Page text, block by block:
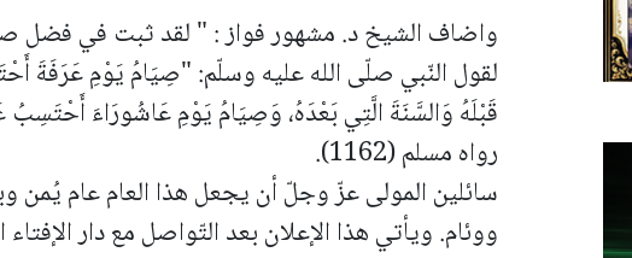
واضاف الشيخ د. مشهور فواز : " لقد ثبت في فضل
لقول النّبي صلّى الله عليه وسلّم: "صِيَامُ يَوْمِ عَرَفَةَ
قَبْلَهُ وَالسَّنَةَ الَّتِي بَعْدَهُ، وَصِيَامُ يَوْمِ عَاشُورَاءَ أَحْتَسِبُ
رواه مسلم (1162).
سائلين المولى عزّ وجلّ أن يجعل هذا العام عام
ووئام.ويأتي هذا الإعلان بعد التّواصل مع دار